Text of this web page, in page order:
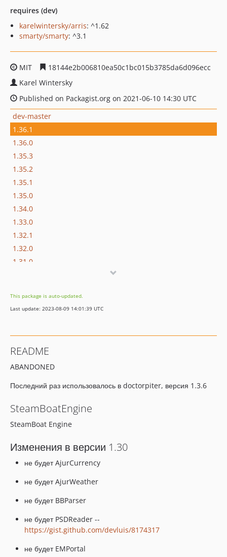
requires (dev)
karelwintersky/arris: ^1.62
smarty/smarty: ^3.1
MIT
18144e2b006810ea50c1bc015b3785da6d096ecc
Karel Wintersky
Published on Packagist.org on 2021-06-10 14:30 UTC
dev-master
1.36.1
1.36.0
1.35.3
1.35.2
1.35.1
1.35.0
1.34.0
1.33.0
1.32.1
1.32.0
1.31.0
1.28.0
1.26.1
1.24.0
1.23.1
1.21.2
1.21.1
1.20.0
1.19.0
1.18.0
1.17.4
1.17.1
1.16.3
This package is auto-updated.
Last update: 2023-08-09 14:01:39 UTC
README
ABANDONED
Последний раз использовалось в doctorpiter, версия 1.3.6
SteamBoatEngine
SteamBoat Engine
Изменения в версии 1.30
не будет AjurCurrency
не будет AjurWeather
не будет BBParser
не будет PSDReader --
https://gist.github.com/devluis/8174317
не будет EMPortal